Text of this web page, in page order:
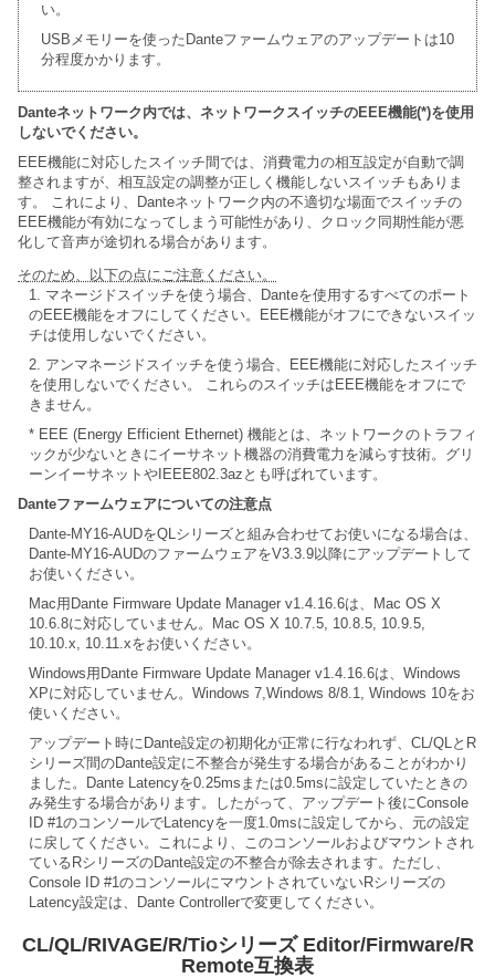
い。
USBメモリーを使ったDanteファームウェアのアップデートは10
分程度かかります。
Danteネットワーク内では、ネットワークスイッチのEEE機能(*)を使用
しないでください。
EEE機能に対応したスイッチ間では、消費電力の相互設定が自動で調
整されますが、相互設定の調整が正しく機能しないスイッチもありま
す。 これにより、Danteネットワーク内の不適切な場面でスイッチの
EEE機能が有効になってしまう可能性があり、クロック同期性能が悪
化して音声が途切れる場合があります。
そのため、以下の点にご注意ください。
1. マネージドスイッチを使う場合、Danteを使用するすべてのポート
のEEE機能をオフにしてください。EEE機能がオフにできないスイッ
チは使用しないでください。
2. アンマネージドスイッチを使う場合、EEE機能に対応したスイッチ
を使用しないでください。 これらのスイッチはEEE機能をオフにで
きません。
* EEE (Energy Efficient Ethernet) 機能とは、ネットワークのトラフィ
ックが少ないときにイーサネット機器の消費電力を減らす技術。グリ
ーンイーサネットやIEEE802.3azとも呼ばれています。
Danteファームウェアについての注意点
Dante-MY16-AUDをQLシリーズと組み合わせてお使いになる場合は、
Dante-MY16-AUDのファームウェアをV3.3.9以降にアップデートして
お使いください。
Mac用Dante Firmware Update Manager v1.4.16.6は、Mac OS X
10.6.8に対応していません。Mac OS X 10.7.5, 10.8.5, 10.9.5,
10.10.x, 10.11.xをお使いください。
Windows用Dante Firmware Update Manager v1.4.16.6は、Windows
XPに対応していません。Windows 7,Windows 8/8.1, Windows 10をお
使いください。
アップデート時にDante設定の初期化が正常に行なわれず、CL/QLとR
シリーズ間のDante設定に不整合が発生する場合があることがわかり
ました。Dante Latencyを0.25msまたは0.5msに設定していたときの
み発生する場合があります。したがって、アップデート後にConsole
ID #1のコンソールでLatencyを一度1.0msに設定してから、元の設定
に戻してください。これにより、このコンソールおよびマウントされ
ているRシリーズのDante設定の不整合が除去されます。ただし、
Console ID #1のコンソールにマウントされていないRシリーズの
Latency設定は、Dante Controllerで変更してください。
CL/QL/RIVAGE/R/Tioシリーズ Editor/Firmware/R
Remote互換表